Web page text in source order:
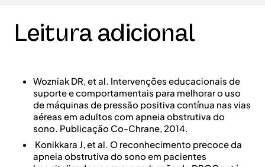
Leitura adicional
Wozniak DR, et al. Intervenções educacionais de
suporte e comportamentais para melhorar o uso
de máquinas de pressão positiva contínua nas vias
aéreas em adultos com apneia obstrutiva do
sono. Publicação Co-Chrane, 2014.
Konikkara J, et al. O reconhecimento precoce da
apneia obstrutiva do sono em pacientes